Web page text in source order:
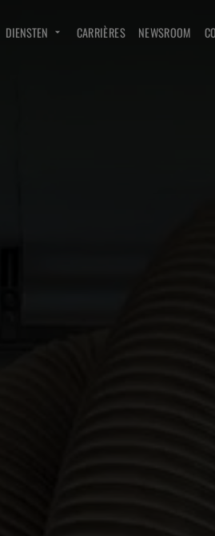
DIENSTEN CARRIÈRES NEWSROOM